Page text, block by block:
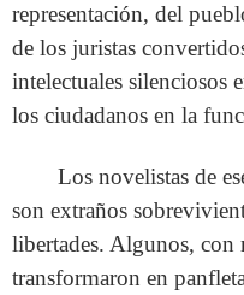
representación, del
de los juristas
intelectuales silenciosos
los ciudadanos en la
Los novelistas de
son extraños
libertades. Algunos, con
transformaron en